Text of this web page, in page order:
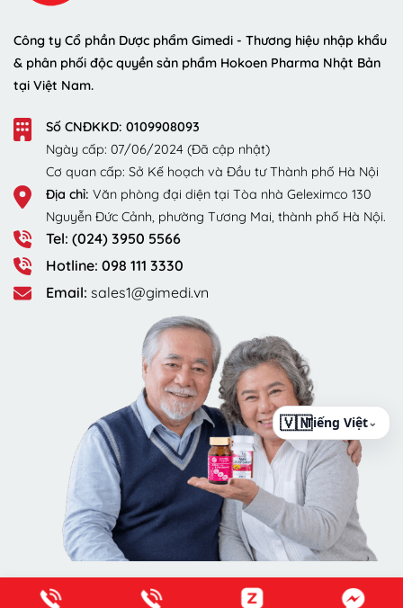
Công ty Cổ phần Dược phẩm Gimedi - Thương hiệu nhập khẩu
& phân phối độc quyền sản phẩm Hokoen Pharma Nhật Bản
tại Việt Nam.
Số CNĐKKD: 0109908093
Ngày cấp: 07/06/2024 (Đã cập nhật)
Cơ quan cấp: Sở Kế hoạch và Đầu tư Thành phố Hà Nội
Địa chỉ: Văn phòng đại diện tại Tòa nhà Geleximco 130
Nguyễn Đức Cảnh, phường Tương Mai, thành phố Hà Nội.
Tel: (024) 3950 5566
Hotline: 098 111 3330
Email: sales1@gimedi.vn
⌄